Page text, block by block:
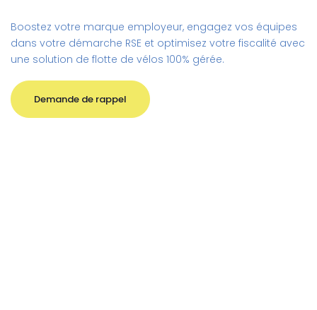
Boostez votre marque employeur, engagez vos équipes
dans votre démarche RSE et optimisez votre fiscalité avec
une solution de flotte de vélos 100% gérée.
Demande de rappel